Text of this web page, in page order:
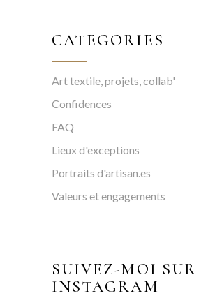
CATEGORIES
Art textile, projets, collab'
Confidences
FAQ
Lieux d'exceptions
Portraits d'artisan.es
Valeurs et engagements
SUIVEZ-MOI SUR
INSTAGRAM